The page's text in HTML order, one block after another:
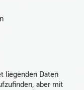
liegenden Daten
aber mit